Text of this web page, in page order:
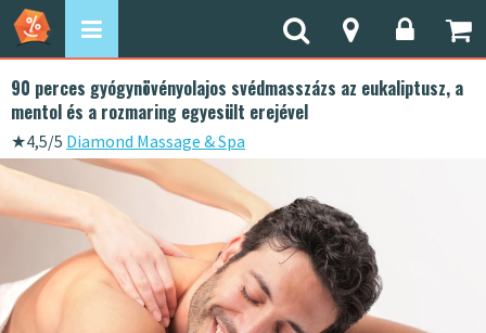
90 perces gyógynövényolajos svédmasszázs az eukaliptusz, a
mentol és a rozmaring egyesült erejével
★4,5/5 Diamond Massage & Spa